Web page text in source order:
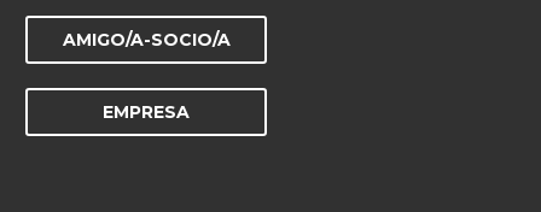
AMIGO/A-SOCIO/A
EMPRESA